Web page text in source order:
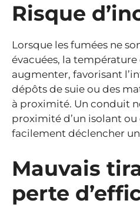
Risque
Lorsque les fumées ne
évacuées, la
augmenter, favorisant
dépôts de suie ou des
à proximité. Un conduit
proximité d’un isolant
facilement déclencher
Mauvais
perte